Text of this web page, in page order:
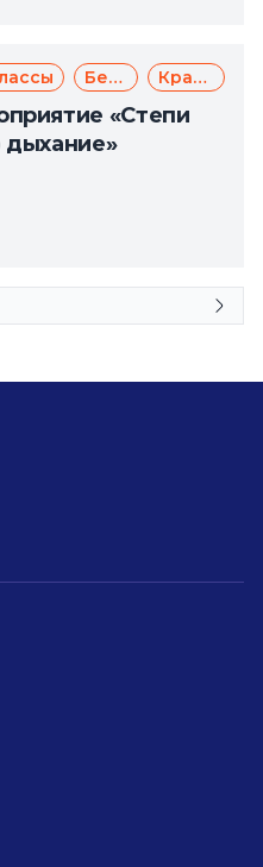
Бесплатно Краеведение
«Степи
дыхание»